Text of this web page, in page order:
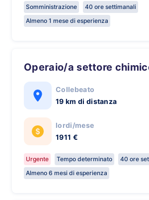
Somministrazione
40 ore settimanali
Almeno 1 mese di esperienza
Operaio/a settore
Collebeato
19 km di distanza
lordi/mese
1911 €
Urgente Tempo determinato
40 ore
Almeno 6 mesi di esperienza